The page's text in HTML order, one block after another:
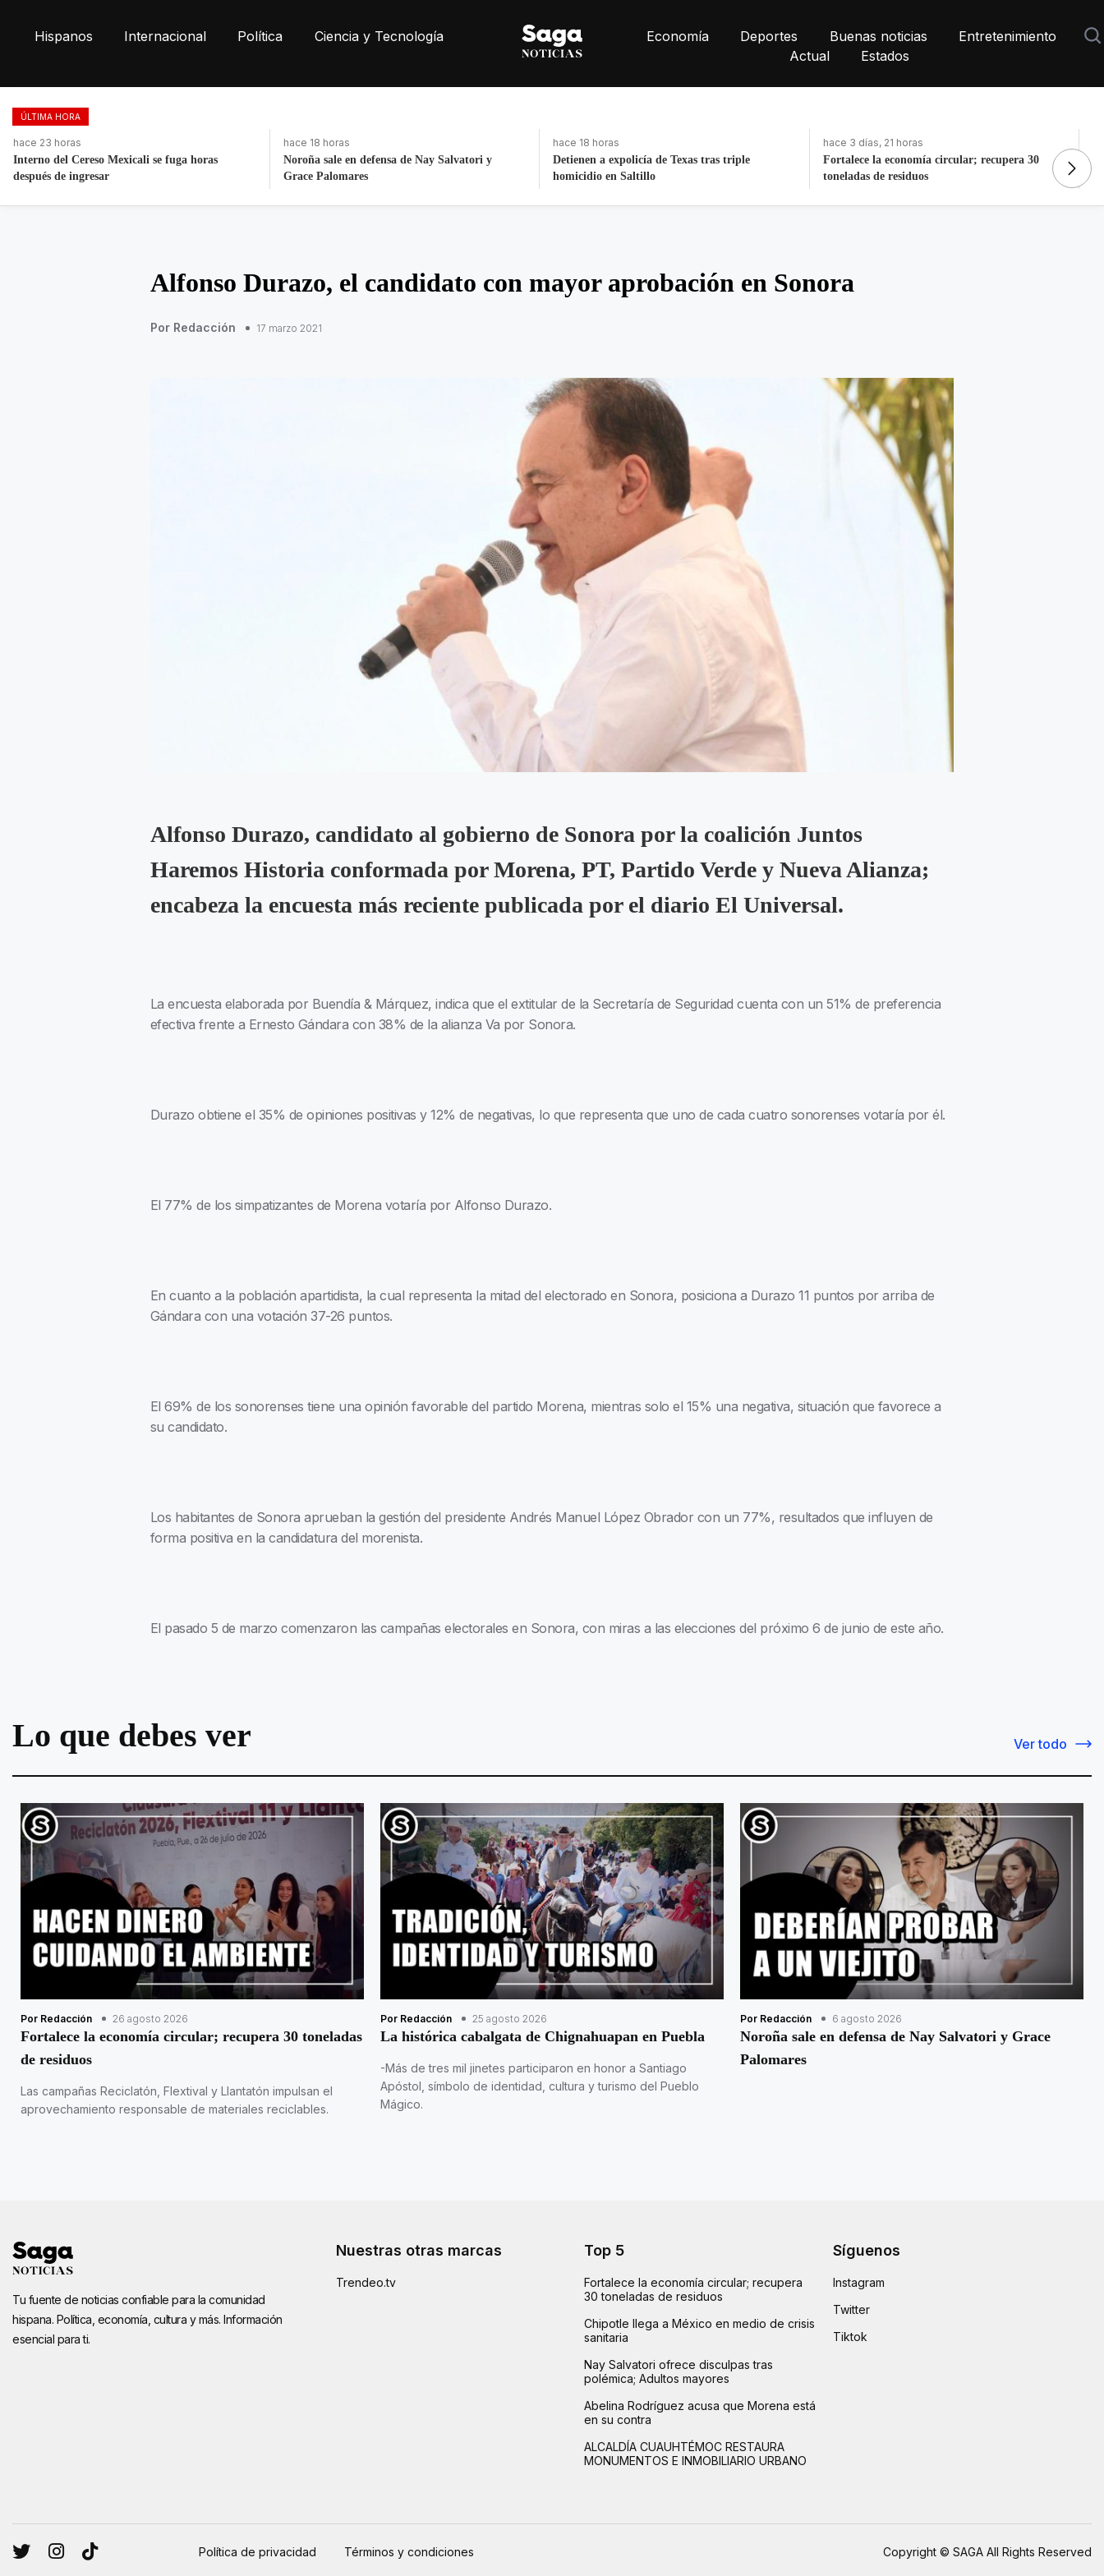
Hispanos Internacional Política Ciencia y Tecnología Economía Deportes Buenas noticias
Entretenimiento
Actual
Estados
ÚLTIMA HORA
hace 18 horas
Noroña sale en defensa de Nay Salvatori y
Grace Palomares
hace 18 horas
Detienen a expolicía de Texas tras triple
homicidio en Saltillo
hace 3 días, 21 horas
Fortalece la economía circular; recupera 30
toneladas de residuos
hace 3 días, 21 horas
La histórica cabalgata de Chignahuapan en
Puebla
Alfonso Durazo, el candidato con mayor aprobación en Sonora
Por Redacción 17 marzo 2021
Alfonso Durazo, candidato al gobierno de Sonora por la coalición Juntos
Haremos Historia conformada por Morena, PT, Partido Verde y Nueva Alianza;
encabeza la encuesta más reciente publicada por el diario El Universal.
La encuesta elaborada por Buendía & Márquez, indica que el extitular de la Secretaría de Seguridad cuenta con un 51% de preferencia
efectiva frente a Ernesto Gándara con 38% de la alianza Va por Sonora.
Durazo obtiene el 35% de opiniones positivas y 12% de negativas, lo que representa que uno de cada cuatro sonorenses votaría por él.
El 77% de los simpatizantes de Morena votaría por Alfonso Durazo.
En cuanto a la población apartidista, la cual representa la mitad del electorado en Sonora, posiciona a Durazo 11 puntos por arriba de
Gándara con una votación 37-26 puntos.
El 69% de los sonorenses tiene una opinión favorable del partido Morena, mientras solo el 15% una negativa, situación que favorece a
su candidato.
Los habitantes de Sonora aprueban la gestión del presidente Andrés Manuel López Obrador con un 77%, resultados que influyen de
forma positiva en la candidatura del morenista.
El pasado 5 de marzo comenzaron las campañas electorales en Sonora, con miras a las elecciones del próximo 6 de junio de este año.
Lo que debes ver Ver todo
Por Redacción 26 agosto 2026
Fortalece la economía circular; recupera 30 toneladas
de residuos
Las campañas Reciclatón, Flextival y Llantatón impulsan el
aprovechamiento responsable de materiales reciclables.
Por Redacción 25 agosto 2026
La histórica cabalgata de Chignahuapan en Puebla
-Más de tres mil jinetes participaron en honor a Santiago
Apóstol, símbolo de identidad, cultura y turismo del Pueblo
Mágico.
Por Redacción 6 agosto 2026
Noroña sale en defensa de Nay Salvatori y Grace
Palomares
Tu fuente de noticias confiable para la comunidad
hispana. Política, economía, cultura y más. Información
esencial para ti.
Nuestras otras marcas
Trendeo.tv
Top 5
Fortalece la economía circular; recupera
30 toneladas de residuos
Chipotle llega a México en medio de crisis
sanitaria
Nay Salvatori ofrece disculpas tras
polémica; Adultos mayores
Abelina Rodríguez acusa que Morena está
en su contra
ALCALDÍA CUAUHTÉMOC RESTAURA
MONUMENTOS E INMOBILIARIO URBANO
Síguenos
Instagram
Twitter
Tiktok
Política de privacidad Términos y condiciones Copyright © SAGA All Rights Reserved